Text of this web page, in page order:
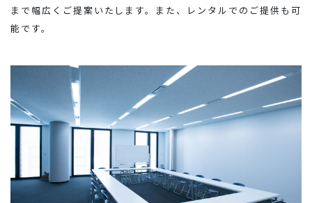
まで幅広くご提案いたします。また、レンタルでのご提供も可
能です。